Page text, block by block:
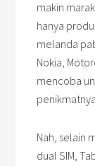
makin
hanya
melanda
Nokia,
mencoba
Nah, selain
dual SIM,